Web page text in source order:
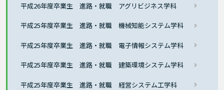
平成26年度卒業生 進路・就職 アグリビジネス学科
平成25年度卒業生 進路・就職 機械知能システム学科
平成25年度卒業生 進路・就職 電子情報システム学科
平成25年度卒業生 進路・就職 建築環境システム学科
平成25年度卒業生 進路・就職 経営システム工学科